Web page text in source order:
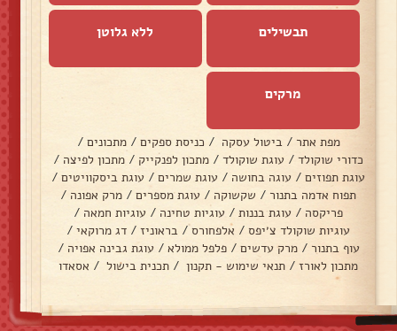
תבשילים ללא גלוטן
מרקים
מפת אתר / ביטול עסקה / כניסת ספקים / מתכונים /
כדורי שוקולד / עוגת שוקולד / מתכון לפנקייק / מתכון לפיצה /
עוגת תפוזים / עוגה בחושה / עוגת שמרים / עוגת ביסקוויטים /
תפוח אדמה בתנור / שקשוקה / עוגת מספרים / מרק אפונה /
פריקסה / עוגת בננות / עוגיות טחינה / עוגיות חמאה /
עוגיות שוקולד צ׳יפס / אלפחורס/ בראוניז / דג מרוקאי /
עוף בתנור / מרק עדשים / פלפל ממולא / עוגת גבינה אפויה /
מתכון לאורז / תנאי שימוש - תקנון / תכנית בישול / אסאדו